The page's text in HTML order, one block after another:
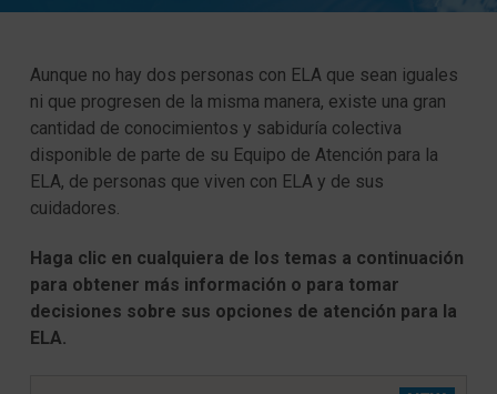
Aunque no hay dos personas con ELA que sean iguales
ni que progresen de la misma manera, existe una gran
cantidad de conocimientos y sabiduría colectiva
disponible de parte de su Equipo de Atención para la
ELA, de personas que viven con ELA y de sus
cuidadores.
Haga clic en cualquiera de los temas a continuación
para obtener más información o para tomar
decisiones sobre sus opciones de atención para la
ELA.